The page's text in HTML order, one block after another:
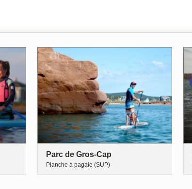
Parc de Gros-Cap
Planche à pagaie (SUP)